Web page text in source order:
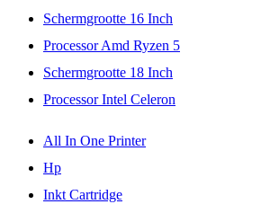
Schermgrootte 16 Inch
Processor Amd Ryzen 5
Schermgrootte 18 Inch
Processor Intel Celeron
All In One Printer
Hp
Inkt Cartridge